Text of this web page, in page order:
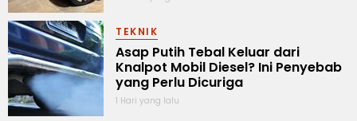
TEKNIK
Asap Putih Tebal Keluar dari
Knalpot Mobil Diesel? Ini Penyebab
yang Perlu Dicuriga
1 Hari yang lalu